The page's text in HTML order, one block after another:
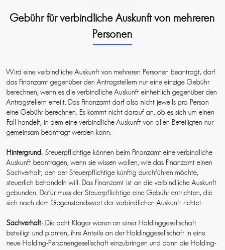
Gebühr für verbindliche Auskunft von mehreren
Personen
Wird eine verbindliche Auskunft von mehreren Personen beantragt, darf
das Finanzamt gegenüber den Antragstellern nur eine einzige Gebühr
berechnen, wenn es die verbindliche Auskunft einheitlich gegenüber den
Antragstellern erteilt. Das Finanzamt darf also nicht jeweils pro Person
eine Gebühr berechnen. Es kommt nicht darauf an, ob es sich um einen
Fall handelt, in dem eine verbindliche Auskunft von allen Beteiligten nur
gemeinsam beantragt werden kann.
Hintergrund: Steuerpflichtige können beim Finanzamt eine verbindliche
Auskunft beantragen, wenn sie wissen wollen, wie das Finanzamt einen
Sachverhalt, den der Steuerpflichtige künftig durchführen möchte,
steuerlich behandeln will. Das Finanzamt ist an die verbindliche Auskunft
gebunden. Dafür muss der Steuerpflichtige eine Gebühr entrichten, die
sich nach dem Gegenstandswert der verbindlichen Auskunft richtet.
Sachverhalt: Die acht Kläger waren an einer Holdinggesellschaft
beteiligt und planten, ihre Anteile an der Holdinggesellschaft in eine
neue Holding-Personengesellschaft einzubringen und dann die Holding-